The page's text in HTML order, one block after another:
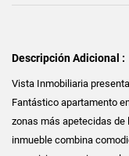
Descripción Adicional :
Vista Inmobiliaria
Fantástico apartamento
zonas más apetecidas de
inmueble combina